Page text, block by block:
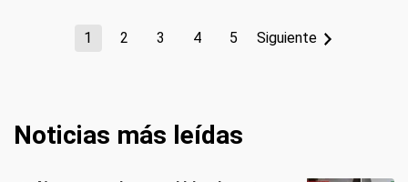
1 2 3 4 5 Siguiente
Noticias más leídas